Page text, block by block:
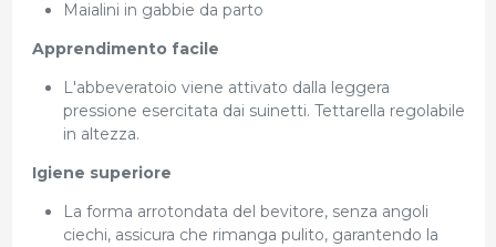
Maialini in gabbie da parto
Apprendimento facile
L'abbeveratoio viene attivato dalla leggera
pressione esercitata dai suinetti. Tettarella regolabile
in altezza.
Igiene superiore
La forma arrotondata del bevitore, senza angoli
ciechi, assicura che rimanga pulito, garantendo la